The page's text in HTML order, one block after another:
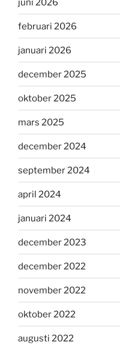
juni 2026
februari 2026
januari 2026
december 2025
oktober 2025
mars 2025
december 2024
september 2024
april 2024
januari 2024
december 2023
december 2022
november 2022
oktober 2022
augusti 2022